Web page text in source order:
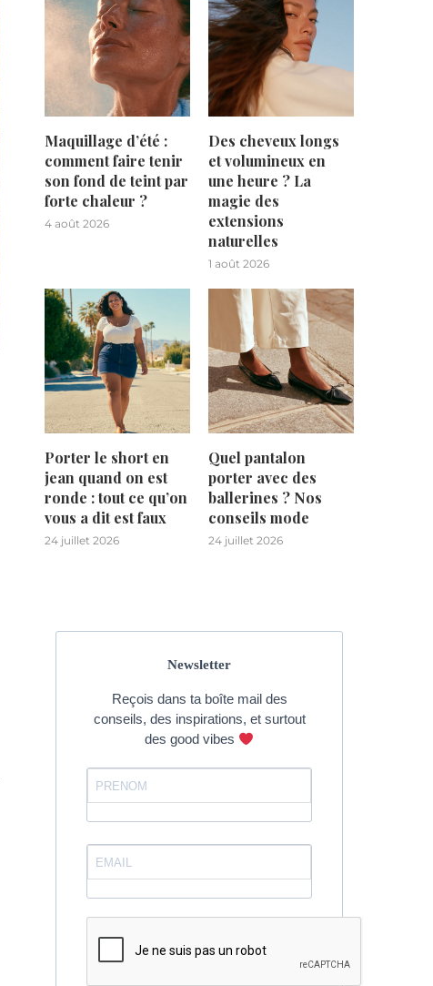
Maquillage d’été :
comment faire tenir
son fond de teint par
forte chaleur ?
4 août 2026
Des cheveux longs
et volumineux en
une heure ? La
magie des
extensions
naturelles
1 août 2026
Porter le short en
jean quand on est
ronde : tout ce qu’on
vous a dit est faux
24 juillet 2026
Quel pantalon
porter avec des
ballerines ? Nos
conseils mode
24 juillet 2026
Newsletter
Reçois dans ta boîte mail des
conseils, des inspirations, et surtout
des good vibes